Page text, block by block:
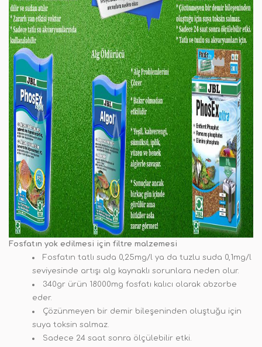
Fosfatın yok edilmesi için filtre malzemesi
Fosfatın tatlı suda 0,25mg/l ya da tuzlu suda 0,1mg/l
seviyesinde artışı alg kaynaklı sorunlara neden olur.
340gr ürün 18000mg fosfatı kalıcı olarak abzorbe
eder.
Çözünmeyen bir demir bileşeninden oluştuğu için
suya toksin salmaz.
Sadece 24 saat sonra ölçülebilir etki.